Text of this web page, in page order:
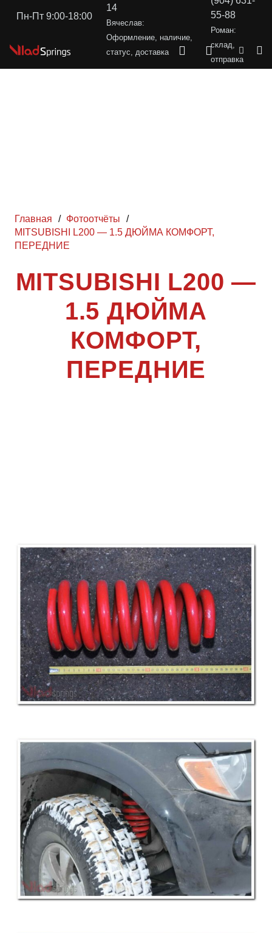
Пн-Пт 9:00-18:00
14
Вячеслав:
Оформление, наличие,
статус, доставка
55-88
Роман:
склад,
отправка
Главная / Фотоотчёты
/
MITSUBISHI L200 — 1.5 ДЮЙМА КОМФОРТ,
ПЕРЕДНИЕ
MITSUBISHI L200 —
1.5 ДЮЙМА
КОМФОРТ,
ПЕРЕДНИЕ